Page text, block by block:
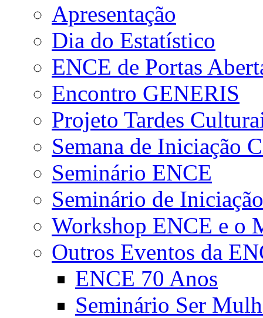
Apresentação
Dia do Estatístico
ENCE de Portas
Encontro GENERIS
Projeto Tardes
Semana de Iniciação
Seminário ENCE
Seminário de
Workshop ENCE e o
Outros Eventos da
ENCE 70 Anos
Seminário Ser